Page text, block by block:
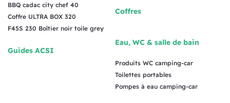
BBQ cadac city chef 40
Coffre ULTRA BOX 320
F45S 230 Boîtier noir toile grey
Guides ACSI
Coffres
Eau, WC & salle de bain
Produits WC camping-car
Toilettes portables
Pompes à eau camping-car